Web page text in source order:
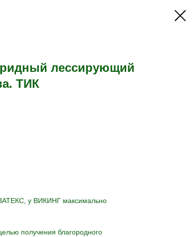
лессирующий
ТИК
у ВИКИНГ максимально
получения благородного